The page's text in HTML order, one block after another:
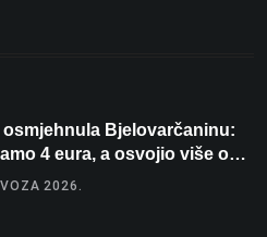
osmjehnula Bjelovarčaninu:
4 eura, a osvojio više od
2026.